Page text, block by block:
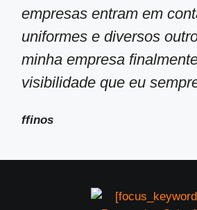
empresas entram em
uniformes e diversos
minha empresa
visibilidade que eu
ffinos